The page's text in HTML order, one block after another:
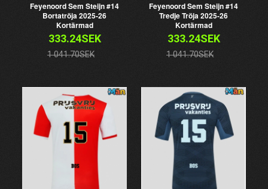
Feyenoord Sem Steijn #14
Bortatröja 2025-26
Kortärmad
333.24SEK
1 041.70SEK
Feyenoord Sem Steijn #14
Tredje Tröja 2025-26
Kortärmad
333.24SEK
1 041.70SEK